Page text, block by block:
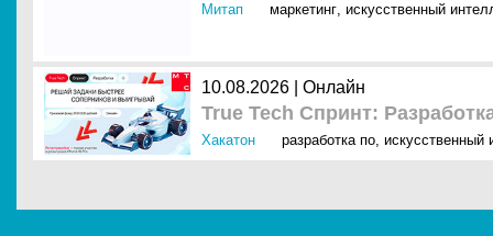
Митап маркетинг, искусственный
10.08.2026 | Онлайн
True Tech Спринт:
Хакатон разработка по, искусственный